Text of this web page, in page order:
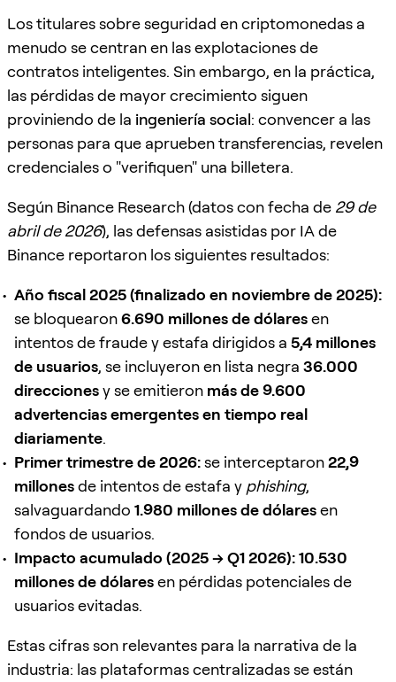
Los titulares sobre seguridad en criptomonedas a
menudo se centran en las explotaciones de
contratos inteligentes. Sin embargo, en la práctica,
las pérdidas de mayor crecimiento siguen
proviniendo de la ingeniería social: convencer a las
personas para que aprueben transferencias, revelen
credenciales o "verifiquen" una billetera.
Según Binance Research (datos con fecha de 29 de
abril de 2026), las defensas asistidas por IA de
Binance reportaron los siguientes resultados:
Año fiscal 2025 (finalizado en noviembre de 2025):
se bloquearon6.690 millones de dólaresen
intentos de fraude y estafa dirigidos a 5,4 millones
de usuarios, se incluyeron en lista negra 36.000
direccionesy se emitieron más de 9.600
advertencias emergentes en tiempo real
diariamente.
Primer trimestre de 2026:se interceptaron22,9
millonesde intentos de estafa y phishing,
salvaguardando 1.980 millones de dólaresen
fondos de usuarios.
Impacto acumulado (2025 → Q1 2026):10.530
millones de dólaresen pérdidas potenciales de
usuarios evitadas.
Estas cifras son relevantes para la narrativa de la
industria: las plataformas centralizadas se están